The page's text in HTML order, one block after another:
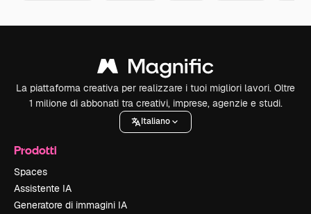
La piattaforma creativa per realizzare i tuoi migliori lavori. Oltre
1 milione di abbonati tra creativi, imprese, agenzie e studi.
Italiano
Prodotti
Spaces
Assistente IA
Generatore di immagini IA